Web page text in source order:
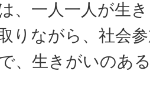
、一人一人が生
りながら、社会
、生きがいのあ